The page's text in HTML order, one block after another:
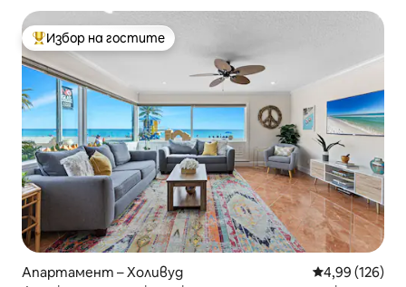
Най-популярен избор на гостите
Избор на гостите
Апартамент – Холивуд Средна
4,99 (126)